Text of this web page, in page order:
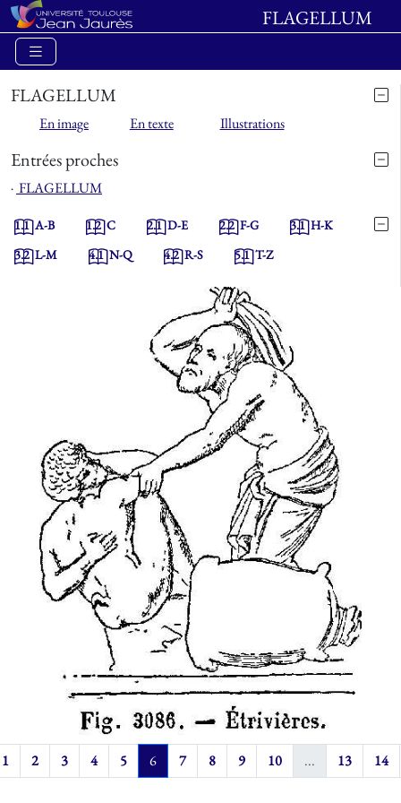
FLAGELLUM
FLAGELLUM
En image En texte Illustrations
Entrées proches
⋅ FLAGELLUM
1.1A-B 1.2C 2.1D-E 2.2F-G 3.1H-K
3.2L-M 4.1N-Q 4.2R-S 5.1T-Z
1 2 3 4 5 6 7 8 9 10 ... 13 14